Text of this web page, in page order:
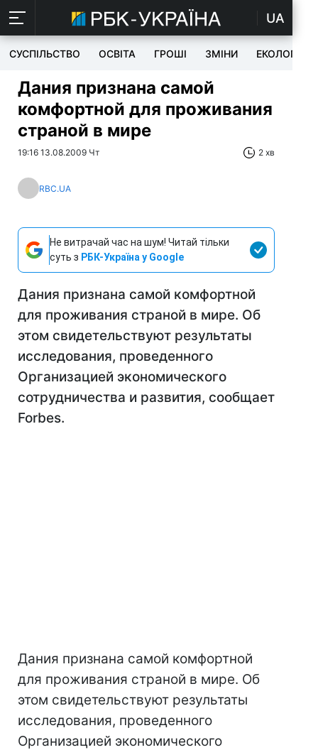
UA
СУСПІЛЬСТВО ОСВІТА ГРОШІ ЗМІНИ ЕКОЛОГІЯ
Дания признана самой
комфортной для проживания
страной в мире
19:16 13.08.2009 Чт 2 хв
RBC.UA
Не витрачай час на шум! Читай тільки
суть з РБК-Україна у Google
Дания признана самой комфортной
для проживания страной в мире. Об
этом свидетельствуют результаты
исследования, проведенного
Организацией экономического
сотрудничества и развития, сообщает
Forbes.
Дания признана самой комфортной
для проживания страной в мире. Об
этом свидетельствуют результаты
исследования, проведенного
Организацией экономического